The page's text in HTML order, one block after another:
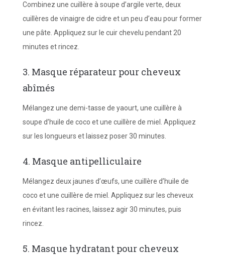
Combinez une cuillère à soupe d’argile verte, deux
cuillères de vinaigre de cidre et un peu d’eau pour former
une pâte. Appliquez sur le cuir chevelu pendant 20
minutes et rincez.
3. Masque réparateur pour cheveux
abîmés
Mélangez une demi-tasse de yaourt, une cuillère à
soupe d’huile de coco et une cuillère de miel. Appliquez
sur les longueurs et laissez poser 30 minutes.
4. Masque antipelliculaire
Mélangez deux jaunes d’œufs, une cuillère d’huile de
coco et une cuillère de miel. Appliquez sur les cheveux
en évitant les racines, laissez agir 30 minutes, puis
rincez.
5. Masque hydratant pour cheveux